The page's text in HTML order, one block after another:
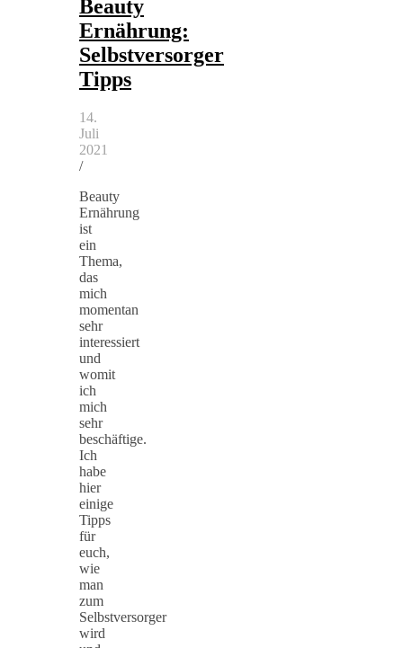
Beauty
Ernährung:
Selbstversorger
Tipps
14.
Juli
2021
/
Beauty
Ernährung
ist
ein
Thema,
das
mich
momentan
sehr
interessiert
und
womit
ich
mich
sehr
beschäftige.
Ich
habe
hier
einige
Tipps
für
euch,
wie
man
zum
Selbstversorger
wird